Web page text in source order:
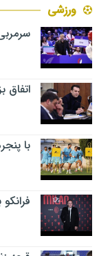
ورزشی
با